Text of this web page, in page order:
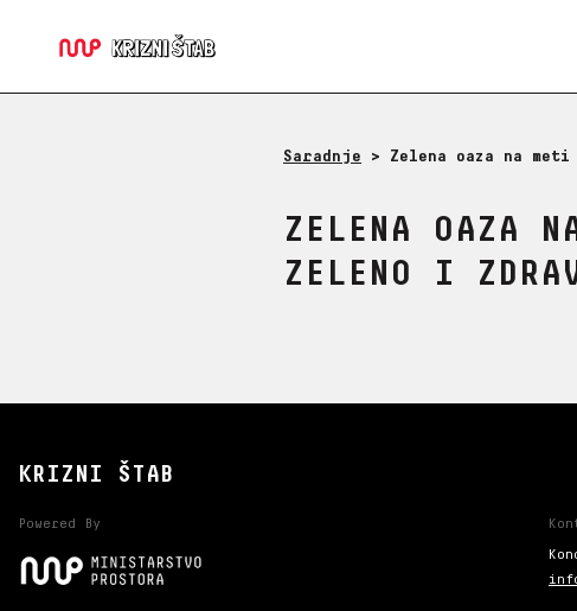
Saradnje > Zelena oaza na
ZELENA OAZA
ZELENO I
KRIZNI ŠTAB
Powered By